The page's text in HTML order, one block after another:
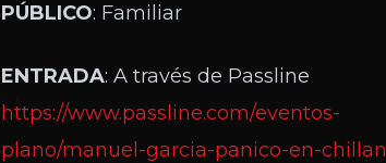
PÚBLICO: Familiar
ENTRADA: A través de Passline
https://www.passline.com/eventos-
plano/manuel-garcia-panico-en-chillan